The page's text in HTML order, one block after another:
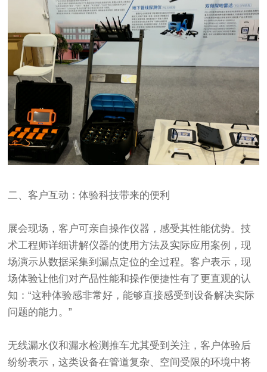
二、客户互动：体验科技带来的便利
展会现场，客户可亲自操作仪器，感受其性能优势。技
术工程师详细讲解仪器的使用方法及实际应用案例，现
场演示从数据采集到漏点定位的全过程。客户表示，现
场体验让他们对产品性能和操作便捷性有了更直观的认
知：“这种体验感非常好，能够直接感受到设备解决实际
问题的能力。”
无线漏水仪和漏水检测推车尤其受到关注，客户体验后
纷纷表示，这类设备在管道复杂、空间受限的环境中将